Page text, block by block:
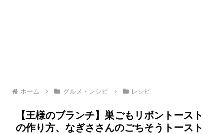
ホーム グルメ・レシピ レシピ
【王様のブランチ】巣ごもリボントースト
の作り方、なぎささんのごちそうトースト